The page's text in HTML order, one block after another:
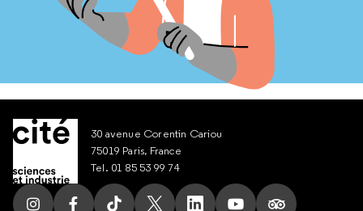
30 avenue Corentin Cariou
75019 Paris, France
Tel. 01 85 53 99 74